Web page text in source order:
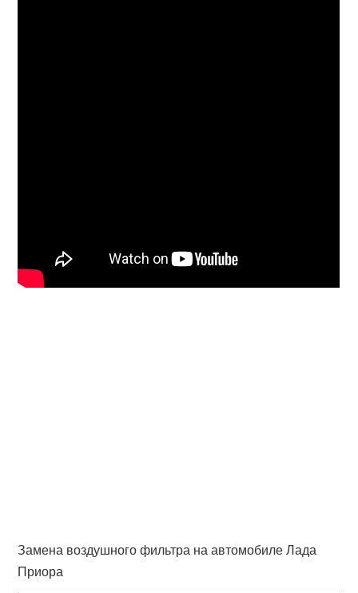
Замена воздушного фильтра на автомобиле Лада
Приора